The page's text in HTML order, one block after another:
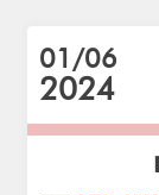
01/06
2024